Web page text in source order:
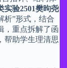
实验2501樊昫尧
析”形式，结合
，重点拆解了函
帮助学生理清思